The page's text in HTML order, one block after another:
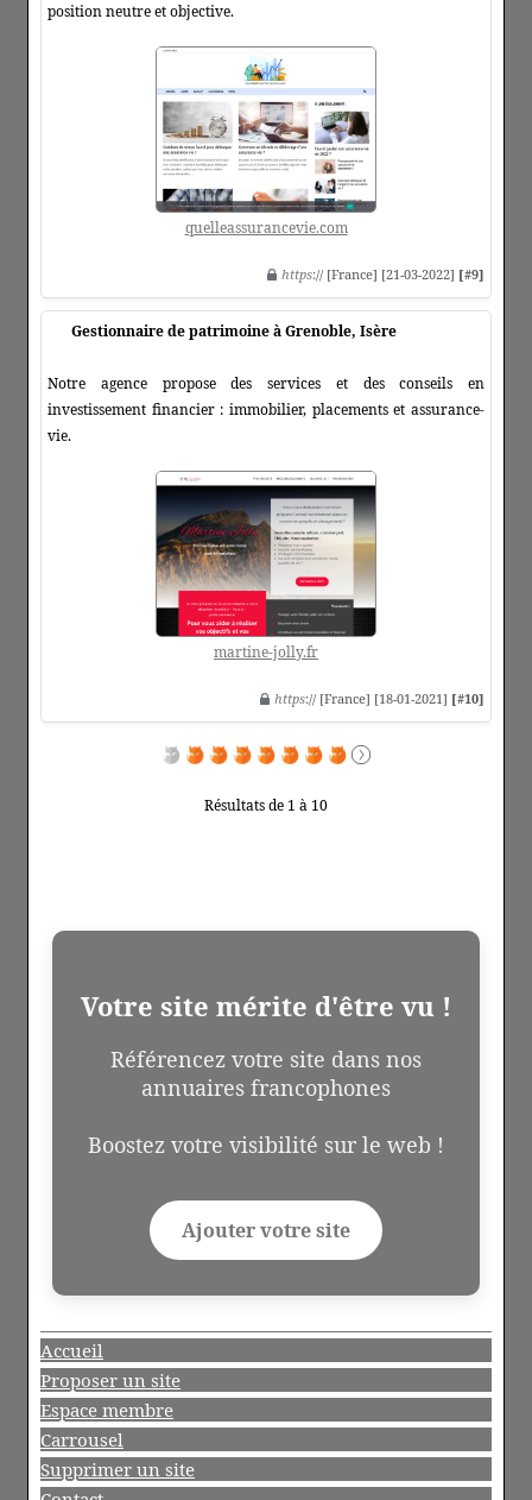
position neutre et objective.
quelleassurancevie.com
https:// [France] [21-03-2022] [#9]
Gestionnaire de patrimoine à Grenoble, Isère
Notre agence propose des services et des conseils en
investissement financier : immobilier, placements et assurance-
vie.
martine-jolly.fr
https:// [France] [18-01-2021] [#10]
Résultats de 1 à 10
Votre site mérite d'être vu !
Référencez votre site dans nos
annuaires francophones
Boostez votre visibilité sur le web !
Ajouter votre site
Accueil
Proposer un site
Espace membre
Carrousel
Supprimer un site